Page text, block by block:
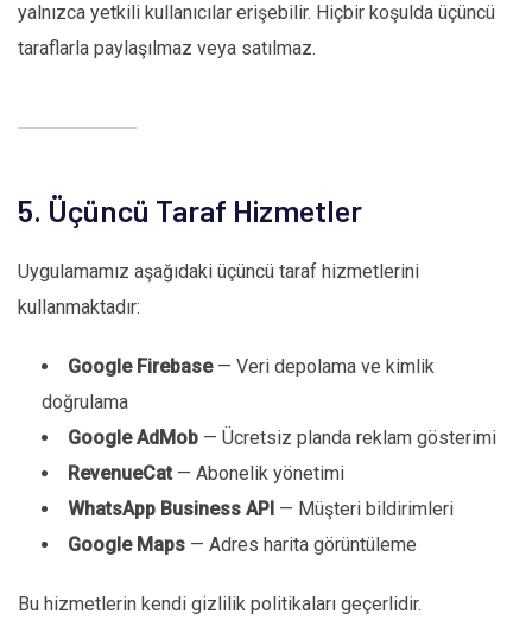
yalnızca yetkili kullanıcılar erişebilir. Hiçbir koşulda üçüncü
taraflarla paylaşılmaz veya satılmaz.
5. Üçüncü Taraf Hizmetler
Uygulamamız aşağıdaki üçüncü taraf hizmetlerini
kullanmaktadır:
Google Firebase— Veri depolama ve kimlik
doğrulama
Google AdMob — Ücretsiz planda reklam gösterimi
RevenueCat — Abonelik yönetimi
WhatsApp Business API — Müşteri bildirimleri
Google Maps — Adres harita görüntüleme
Bu hizmetlerin kendi gizlilik politikaları geçerlidir.